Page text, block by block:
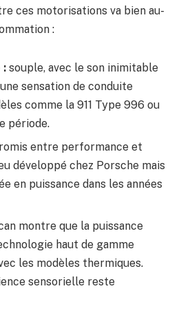
ces motorisations va bien au-
:
: souple, avec le son inimitable
sensation de conduite
comme la 911 Type 996 ou
période.
entre performance et
développé chez Porsche mais
en puissance dans les années
montre que la puissance
haut de gamme
les modèles thermiques.
sensorielle reste